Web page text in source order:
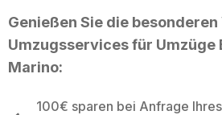
Genießen Sie die
Umzugsservices für Umzüge
Marino:
100€ sparen bei Anfrage